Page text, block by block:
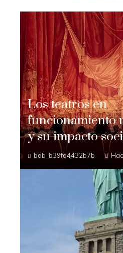
Los teatros en
funcionamiento
y su impacto
bob_b39fa4432b7b